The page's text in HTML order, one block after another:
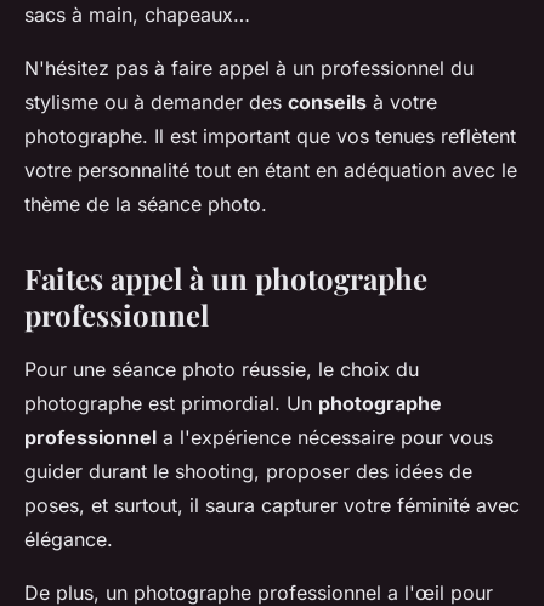
sacs à main, chapeaux…
N'hésitez pas à faire appel à un professionnel du
stylisme ou à demander des conseils à votre
photographe. Il est important que vos tenues reflètent
votre personnalité tout en étant en adéquation avec le
thème de la séance photo.
Faites appel à un photographe
professionnel
Pour une séance photo réussie, le choix du
photographe est primordial. Un photographe
professionnel a l'expérience nécessaire pour vous
guider durant le shooting, proposer des idées de
poses, et surtout, il saura capturer votre féminité avec
élégance.
De plus, un photographe professionnel a l'œil pour